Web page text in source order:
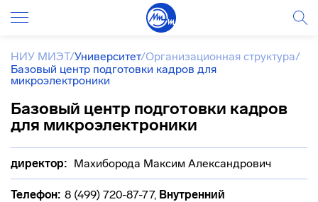
НИУ МИЭТ/Университет/Организационная структура/
Базовый центр подготовки кадров для
микроэлектроники
Базовый центр подготовки кадров
для микроэлектроники
директор: Махиборода Максим Александрович
Телефон: 8 (499) 720-87-77, Внутренний